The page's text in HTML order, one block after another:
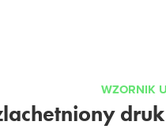
WZORNIK